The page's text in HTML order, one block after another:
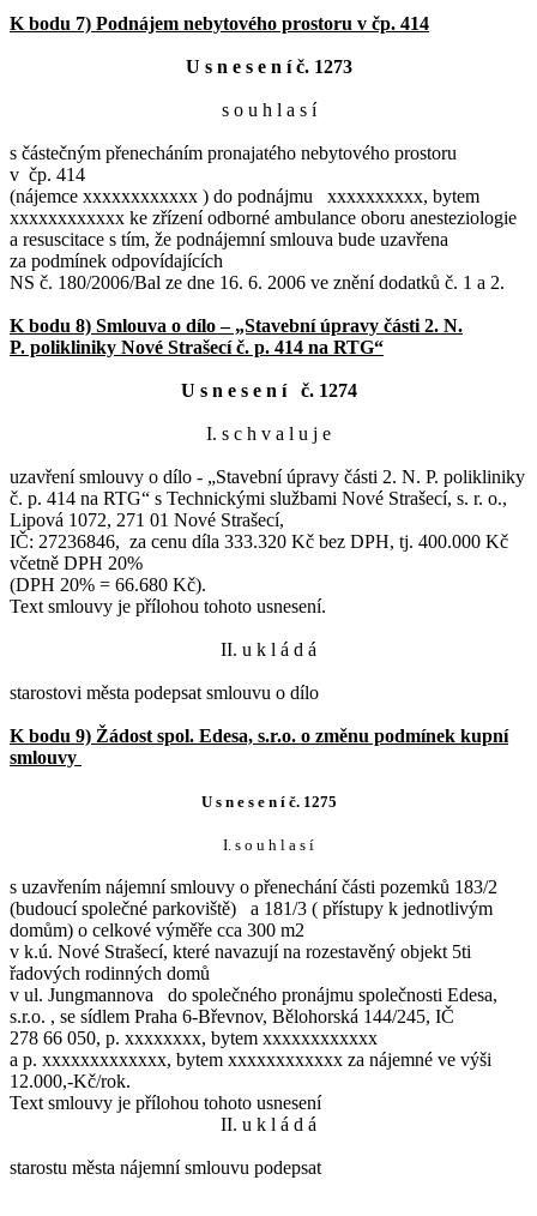
K bodu 7) Podnájem nebytového prostoru v čp. 414
U s n e s e n í č. 1273
s o u h l a s í
s částečným přenecháním pronajatého nebytového prostoru
v čp. 414
(nájemce xxxxxxxxxxxx ) do podnájmu xxxxxxxxxx, bytem
xxxxxxxxxxxx ke zřízení odborné ambulance oboru anesteziologie
a resuscitace s tím, že podnájemní smlouva bude uzavřena
za podmínek odpovídajících
NS č. 180/2006/Bal ze dne 16. 6. 2006 ve znění dodatků č. 1 a 2.
K bodu 8) Smlouva o dílo – „Stavební úpravy části 2. N.
P. polikliniky Nové Strašecí č. p. 414 na RTG“
U s n e s e n í č. 1274
I. s c h v a l u j e
uzavření smlouvy o dílo - „Stavební úpravy části 2. N. P. polikliniky
č. p. 414 na RTG“ s Technickými službami Nové Strašecí, s. r. o.,
Lipová 1072, 271 01 Nové Strašecí,
IČ: 27236846, za cenu díla 333.320 Kč bez DPH, tj. 400.000 Kč
včetně DPH 20%
(DPH 20% = 66.680 Kč).
Text smlouvy je přílohou tohoto usnesení.
II. u k l á d á
starostovi města podepsat smlouvu o dílo
K bodu 9) Žádost spol. Edesa, s.r.o. o změnu podmínek kupní
smlouvy
U s n e s e n í č. 1275
I. s o u h l a s í
s uzavřením nájemní smlouvy o přenechání části pozemků 183/2
(budoucí společné parkoviště) a 181/3 ( přístupy k jednotlivým
domům) o celkové výměře cca 300 m2
v k.ú. Nové Strašecí, které navazují na rozestavěný objekt 5ti
řadových rodinných domů
v ul. Jungmannova do společného pronájmu společnosti Edesa,
s.r.o. , se sídlem Praha 6-Břevnov, Bělohorská 144/245, IČ
278 66 050, p. xxxxxxxx, bytem xxxxxxxxxxxx
a p. xxxxxxxxxxxxx, bytem xxxxxxxxxxxx za nájemné ve výši
12.000,-Kč/rok.
Text smlouvy je přílohou tohoto usnesení
II. u k l á d á
starostu města nájemní smlouvu podepsat